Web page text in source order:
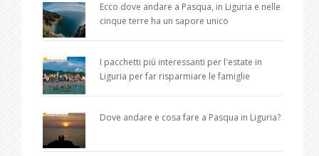
Ecco dove andare a Pasqua, in Liguria e nelle
cinque terre ha un sapore unico
I pacchetti più interessanti per l'estate in
Liguria per far risparmiare le famiglie
Dove andare e cosa fare a Pasqua in Liguria?